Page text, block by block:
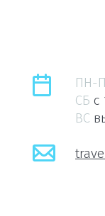
ПН-
СБ c
ВС